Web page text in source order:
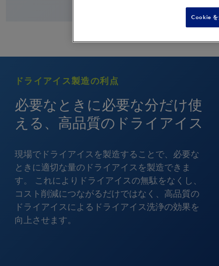
ドライアイス製造の利点
必要なときに必要な分だけ使
える、高品質のドライアイス
現場でドライアイスを製造することで、必要な
ときに適切な量のドライアイスを製造できま
す。 これによりドライアイスの無駄をなくし、
コスト削減につながるだけではなく、高品質の
ドライアイスによるドライアイス洗浄の効果を
向上させます。
Cookie を